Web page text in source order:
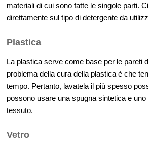
materiali di cui sono fatte le singole parti.
direttamente sul tipo di detergente da
Plastica
La plastica serve come base per le pareti
problema della cura della plastica è che
tempo. Pertanto, lavatela il più spesso
possono usare una spugna sintetica e
tessuto.
Vetro